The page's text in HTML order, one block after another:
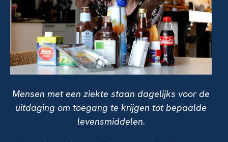
Mensen met een ziekte staan dagelijks voor de
uitdaging om toegang te krijgen tot bepaalde
levensmiddelen.